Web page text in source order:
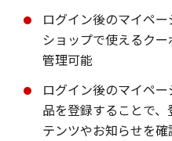
ログイン後のマイペ
ショップで使えるク
管理可能
ログイン後のマイペ
品を登録することで
テンツやお知らせを確